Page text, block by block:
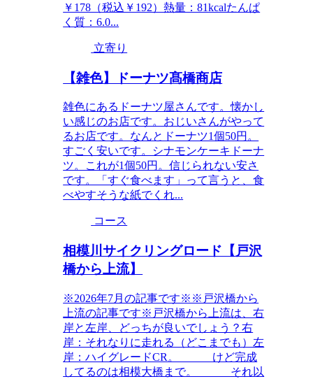
￥178（税込￥192）熱量：81kcalたんぱ
く質：6.0...
立寄り
【雑色】ドーナツ髙橋商店
雑色にあるドーナツ屋さんです。懐かし
い感じのお店です。おじいさんがやって
るお店です。なんとドーナツ1個50円。
すごく安いです。シナモンケーキドーナ
ツ。これが1個50円。信じられない安さ
です。「すぐ食べます」って言うと、食
べやすそうな紙でくれ...
コース
相模川サイクリングロード【戸沢
橋から上流】
※2026年7月の記事です※※戸沢橋から
上流の記事です※戸沢橋から上流は、右
岸と左岸、どっちが良いでしょう？右
岸：それなりに走れる（どこまでも）左
岸：ハイグレードCR。 けど完成
してるのは相模大橋まで。 それ以